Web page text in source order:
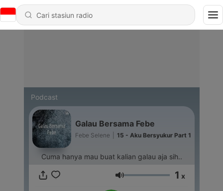
Podcast
Galau Bersama Febe
Febe Selene 15 - Aku Bersyukur Part 1
Cuma hanya mau buat kalian galau aja sih..
Volume 1 x